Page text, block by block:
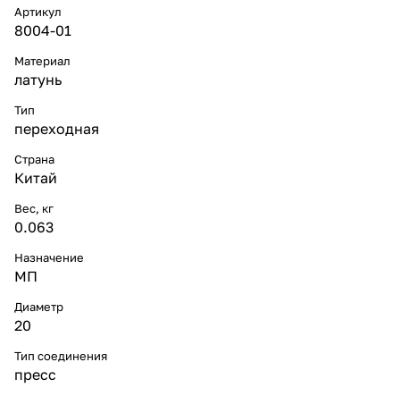
Артикул
8004-01
Материал
латунь
Тип
переходная
Страна
Китай
Вес, кг
0.063
Назначение
МП
Диаметр
20
Тип соединения
пресс